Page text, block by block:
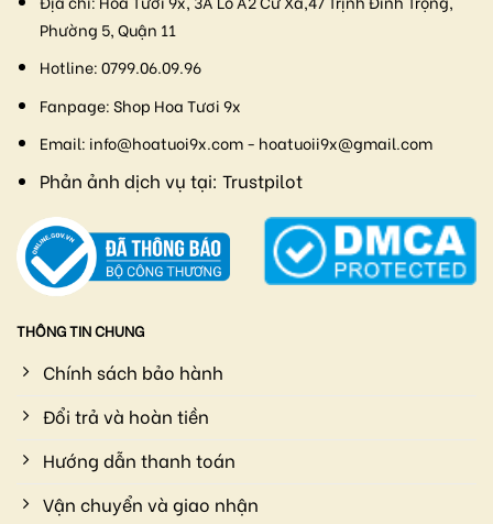
Phường 5, Quận 11
Hotline:0799.06.09.96
Fanpage:Shop Hoa Tươi 9x
Email: info@hoatuoi9x.com - hoatuoii9x@gmail.com
Phản ảnh dịch vụ tại: Trustpilot
THÔNG TIN CHUNG
Chính sách bảo hành
Đổi trả và hoàn tiền
Hướng dẫn thanh toán
Vận chuyển và giao nhận